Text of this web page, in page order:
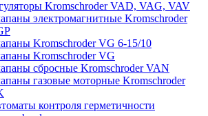
Kromschroder VAD, VAG, VAV
электромагнитные Kromschroder
Kromschroder VG 6-15/10
Kromschroder VG
сбросные Kromschroder VAN
газовые моторные Kromschroder
контроля герметичности